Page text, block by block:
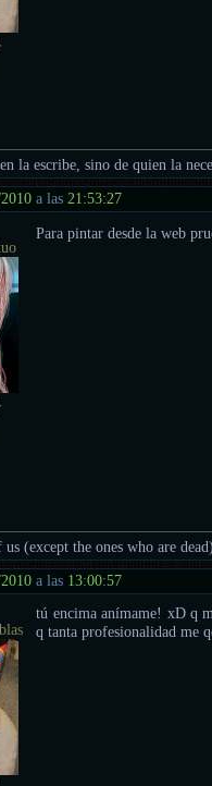
la escribe, sino de quien la
a las21:53:27
Para pintar desde la web
(except the ones who are
a las 13:00:57
tú encima anímame! xD q
q tanta profesionalidad me